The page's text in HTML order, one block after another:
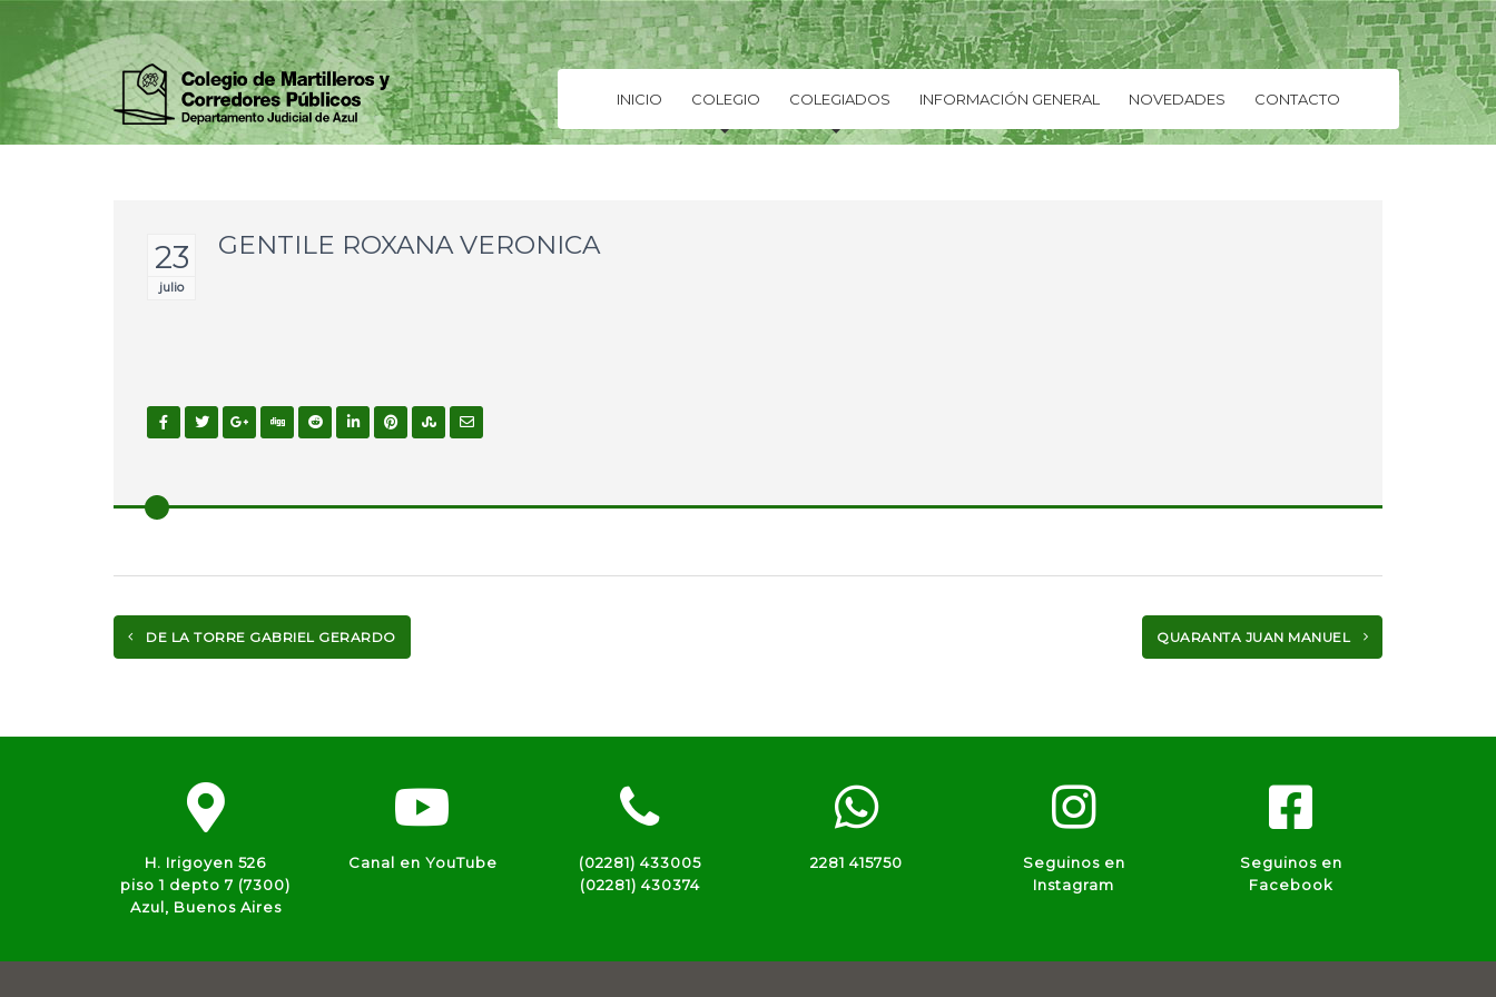
INICIO COLEGIO COLEGIADOS INFORMACIÓN GENERAL NOVEDADES CONTACTO
23
julio
GENTILE ROXANA VERONICA
DE LA TORRE GABRIEL GERARDO QUARANTA JUAN MANUEL
H. Irigoyen 526
piso 1 depto 7 (7300)
Azul, Buenos Aires
Canal en YouTube
(02281) 433005
(02281) 430374
2281 415750
Seguinos en
Instagram
Seguinos en
Facebook